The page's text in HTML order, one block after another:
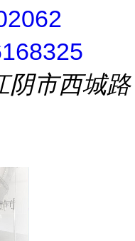
阴市西城路